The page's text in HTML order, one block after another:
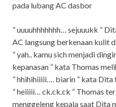
pada lubang AC dasbor
” uuuuhhhhhhh… sejuuukk ”
AC langsung berkenaan kulit
” yah.. kamu sich menjadi
kepanasan ” kata Thomas
” hhihihiiiii…. biarin ” kata Dita
” heiiiii… ck.ck.ck ” Thomas
menggeleng kepala saat Dita